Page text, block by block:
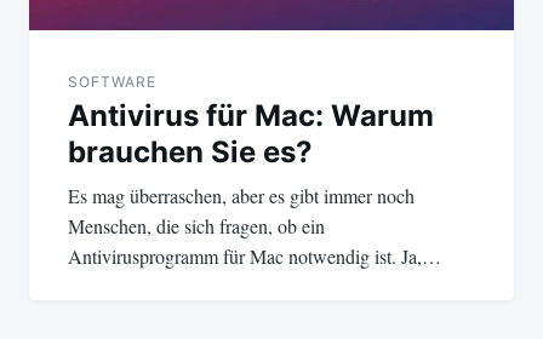
SOFTWARE
Antivirus für Mac: Warum
brauchen Sie es?
Es mag überraschen, aber es gibt immer noch
Menschen, die sich fragen, ob ein
Antivirusprogramm für Mac notwendig ist. Ja,…